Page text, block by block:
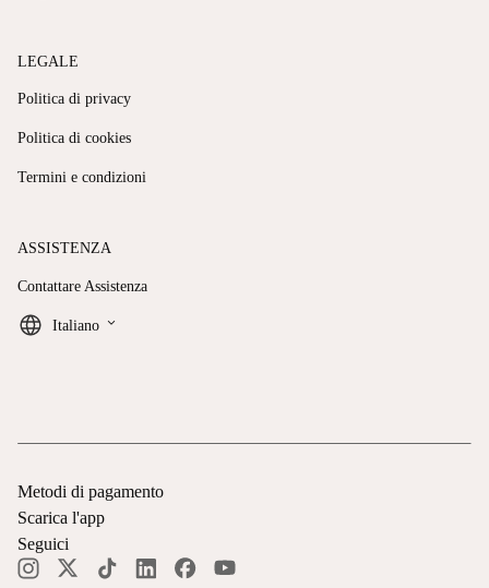
LEGALE
Politica di privacy
Politica di cookies
Termini e condizioni
ASSISTENZA
Contattare Assistenza
Italiano keyboard_arrow_down
Metodi di pagamento
Scarica l'app
Seguici